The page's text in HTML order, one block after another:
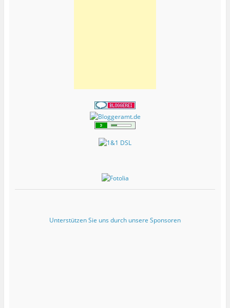
Unterstützen Sie uns durch unsere Sponsoren